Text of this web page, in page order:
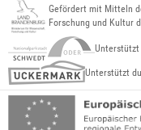
Gefördert mit Mitteln
Forschung und Kultur
Unterstützt
Unterstützt